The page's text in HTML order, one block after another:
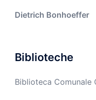
Dietrich Bonhoeffer
Biblioteche
Biblioteca Comunale